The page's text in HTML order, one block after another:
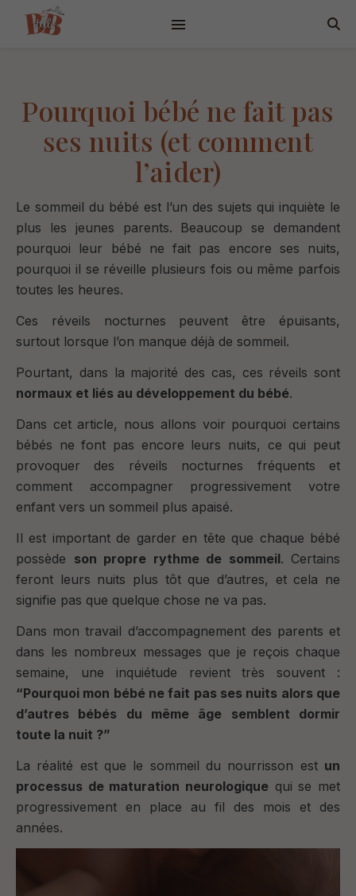
Pourquoi bébé ne fait pas
ses nuits (et comment
l’aider)
Le sommeil du bébé est l’un des sujets qui inquiète le
plus les jeunes parents. Beaucoup se demandent
pourquoi leur bébé ne fait pas encore ses nuits,
pourquoi il se réveille plusieurs fois ou même parfois
toutes les heures.
Ces réveils nocturnes peuvent être épuisants,
surtout lorsque l’on manque déjà de sommeil.
Pourtant, dans la majorité des cas, ces réveils sont
normaux et liés au développement du bébé.
Dans cet article, nous allons voir pourquoi certains
bébés ne font pas encore leurs nuits, ce qui peut
provoquer des réveils nocturnes fréquents et
comment accompagner progressivement votre
enfant vers un sommeil plus apaisé.
Il est important de garder en tête que chaque bébé
possède son propre rythme de sommeil. Certains
feront leurs nuits plus tôt que d’autres, et cela ne
signifie pas que quelque chose ne va pas.
Dans mon travail d’accompagnement des parents et
dans les nombreux messages que je reçois chaque
semaine, une inquiétude revient très souvent :
“Pourquoi mon bébé ne fait pas ses nuits alors que
d’autres bébés du même âge semblent dormir
toute la nuit ?”
La réalité est que le sommeil du nourrisson est un
processus de maturation neurologique qui se met
progressivement en place au fil des mois et des
années.